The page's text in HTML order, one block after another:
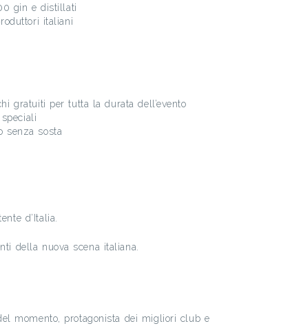
gin e distillati
italiani
gratuiti per tutta la durata dell’evento
senza sosta
d’Italia.
della nuova scena italiana.
momento, protagonista dei migliori club e